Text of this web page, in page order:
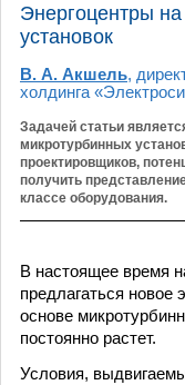
Энергоцентры
установок
В. А. Акшель,
холдинга
Задачей статьи
микротурбинных
проектировщиков,
получить
классе оборудования.
В настоящее время
предлагаться новое
основе
постоянно растет.
Условия,